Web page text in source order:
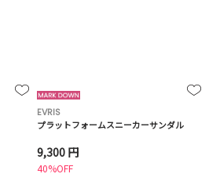
EVRIS
プラットフォームスニーカーサンダル
9,300 円
40%OFF